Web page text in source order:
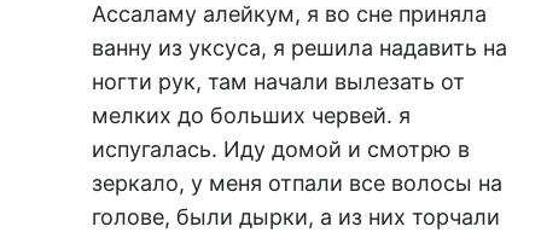
Ассаламу алейкум, я во сне приняла
ванну из уксуса, я решила надавить на
ногти рук, там начали вылезать от
мелких до больших червей. я
испугалась. Иду домой и смотрю в
зеркало, у меня отпали все волосы на
голове, были дырки, а из них торчали